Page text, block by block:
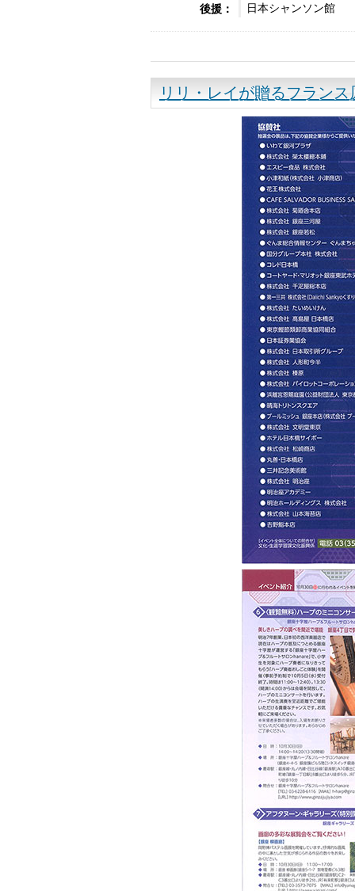
後援：
日本シャンソン館
リリ・レイが贈るフラン